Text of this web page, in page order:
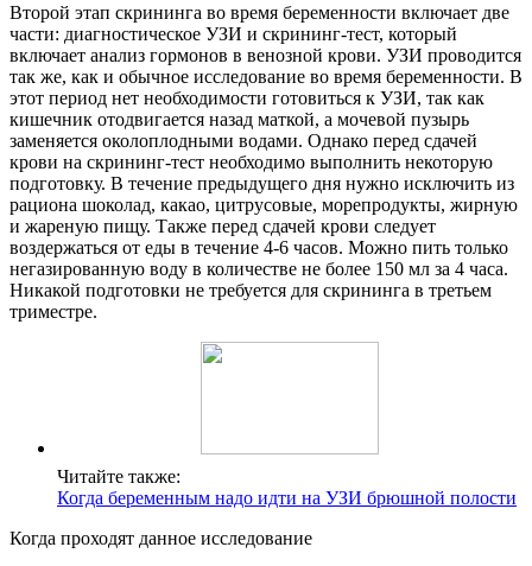
Второй этап скрининга во время беременности включает две
части: диагностическое УЗИ и скрининг-тест, который
включает анализ гормонов в венозной крови. УЗИ проводится
так же, как и обычное исследование во время беременности. В
этот период нет необходимости готовиться к УЗИ, так как
кишечник отодвигается назад маткой, а мочевой пузырь
заменяется околоплодными водами. Однако перед сдачей
крови на скрининг-тест необходимо выполнить некоторую
подготовку. В течение предыдущего дня нужно исключить из
рациона шоколад, какао, цитрусовые, морепродукты, жирную
и жареную пищу. Также перед сдачей крови следует
воздержаться от еды в течение 4-6 часов. Можно пить только
негазированную воду в количестве не более 150 мл за 4 часа.
Никакой подготовки не требуется для скрининга в третьем
триместре.
Читайте также:
Когда беременным надо идти на УЗИ брюшной полости
Когда проходят данное исследование